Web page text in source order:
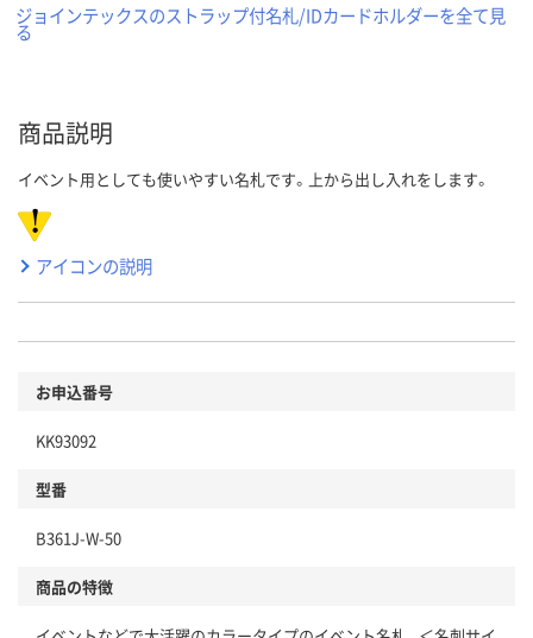
ジョインテックスのストラップ付名札/IDカードホルダーを全て見
る
商品説明
イベント用としても使いやすい名札です。上から出し入れをします。
アイコンの説明
お申込番号
KK93092
型番
B361J-W-50
商品の特徴